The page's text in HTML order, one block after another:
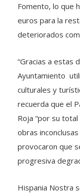
Fomento, lo que
euros para la
deteriorados
“Gracias a estas
Ayuntamiento
culturales y
recuerda que el
Roja “por su
obras
provocaron que
progresiva
Hispania Nostra